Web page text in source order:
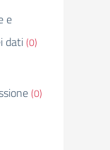
e
dati(0)
(0)